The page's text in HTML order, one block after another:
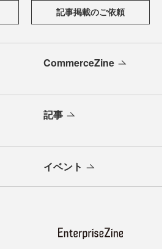
記事掲載のご依頼
CommerceZine
記事
イベント